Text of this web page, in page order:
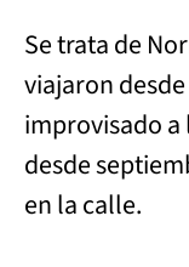
Se trata de
viajaron
improvisado
desde
en la calle.